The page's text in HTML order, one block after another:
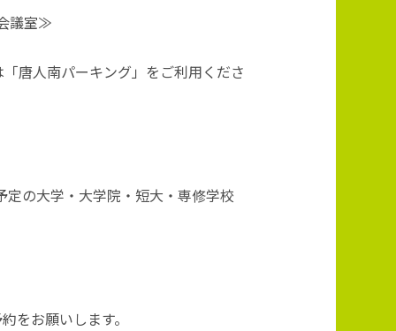
議室≫
唐人南パーキング」をご利用くださ
定の大学・大学院・短大・専修学校
をお願いします。